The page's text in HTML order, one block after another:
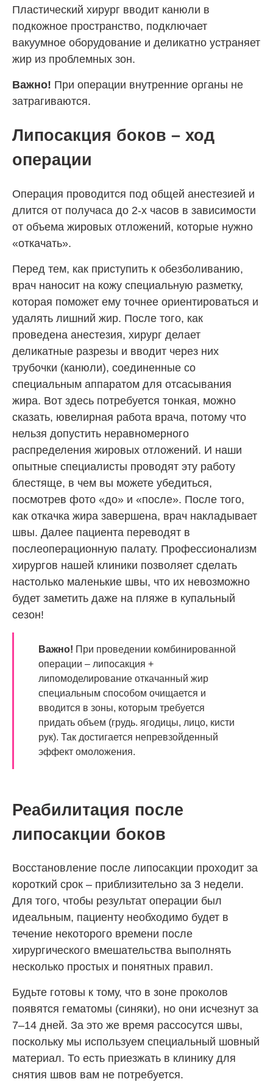
Пластический хирург вводит канюли в
подкожное пространство, подключает
вакуумное оборудование и деликатно устраняет
жир из проблемных зон.
Важно! При операции внутренние органы не
затрагиваются.
Липосакция боков – ход
операции
Операция проводится под общей анестезией и
длится от получаса до 2-х часов в зависимости
от объема жировых отложений, которые нужно
«откачать».
Перед тем, как приступить к обезболиванию,
врач наносит на кожу специальную разметку,
которая поможет ему точнее ориентироваться и
удалять лишний жир. После того, как
проведена анестезия, хирург делает
деликатные разрезы и вводит через них
трубочки (канюли), соединенные со
специальным аппаратом для отсасывания
жира. Вот здесь потребуется тонкая, можно
сказать, ювелирная работа врача, потому что
нельзя допустить неравномерного
распределения жировых отложений. И наши
опытные специалисты проводят эту работу
блестяще, в чем вы можете убедиться,
посмотрев фото «до» и «после». После того,
как откачка жира завершена, врач накладывает
швы. Далее пациента переводят в
послеоперационную палату. Профессионализм
хирургов нашей клиники позволяет сделать
настолько маленькие швы, что их невозможно
будет заметить даже на пляже в купальный
сезон!
Важно! При проведении комбинированной
операции – липосакция +
липомоделирование откачанный жир
специальным способом очищается и
вводится в зоны, которым требуется
придать объем (грудь. ягодицы, лицо, кисти
рук). Так достигается непревзойденный
эффект омоложения.
Реабилитация после
липосакции боков
Восстановление после липосакции проходит за
короткий срок – приблизительно за 3 недели.
Для того, чтобы результат операции был
идеальным, пациенту необходимо будет в
течение некоторого времени после
хирургического вмешательства выполнять
несколько простых и понятных правил.
Будьте готовы к тому, что в зоне проколов
появятся гематомы (синяки), но они исчезнут за
7–14 дней. За это же время рассосутся швы,
поскольку мы используем специальный шовный
материал. То есть приезжать в клинику для
снятия швов вам не потребуется.